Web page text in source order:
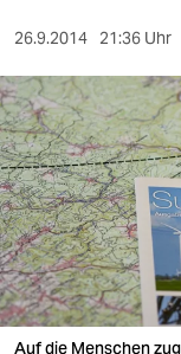
kultur
sport
berlin
nord
wahrheit
verlag
verlag
26.9.2014 21:36 Uhr
Auf die Menschen